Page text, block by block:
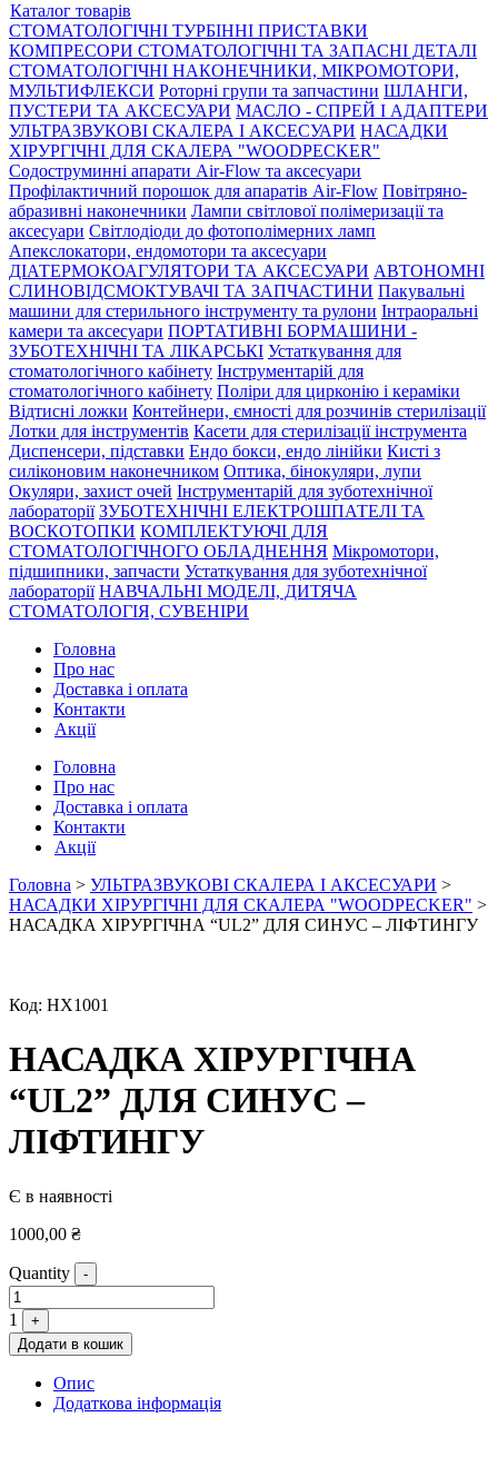
Каталог товарів
СТОМАТОЛОГІЧНІ ТУРБІННІ ПРИСТАВКИ
КОМПРЕСОРИ СТОМАТОЛОГІЧНІ ТА ЗАПАСНІ ДЕТАЛІ
СТОМАТОЛОГІЧНІ НАКОНЕЧНИКИ, МІКРОМОТОРИ,
МУЛЬТИФЛЕКСИ Роторні групи та запчастини ШЛАНГИ,
ПУСТЕРИ ТА АКСЕСУАРИ МАСЛО - СПРЕЙ І АДАПТЕРИ
УЛЬТРАЗВУКОВІ СКАЛЕРА І АКСЕСУАРИ НАСАДКИ
ХІРУРГІЧНІ ДЛЯ СКАЛЕРА "WOODPECKER"
Содоструминні апарати Air-Flow та аксесуари
Профілактичний порошок для апаратів Air-Flow Повітряно-
абразивні наконечники Лампи світлової полімеризації та
аксесуари Світлодіоди до фотополімерних ламп
Апекслокатори, ендомотори та аксесуари
ДІАТЕРМОКОАГУЛЯТОРИ ТА АКСЕСУАРИ АВТОНОМНІ
СЛИНОВІДСМОКТУВАЧІ ТА ЗАПЧАСТИНИ Пакувальні
машини для стерильного інструменту та рулони Інтраоральні
камери та аксесуари ПОРТАТИВНІ БОРМАШИНИ -
ЗУБОТЕХНІЧНІ ТА ЛІКАРСЬКІ Устаткування для
стоматологічного кабінету Інструментарій для
стоматологічного кабінету Поліри для цирконію і кераміки
Відтисні ложки Контейнери, ємності для розчинів стерилізації
Лотки для інструментів Касети для стерилізації інструмента
Диспенсери, підставки Ендо бокси, ендо лінійки Кисті з
силіконовим наконечником Оптика, бінокуляри, лупи
Окуляри, захист очей Інструментарій для зуботехнічної
лабораторії ЗУБОТЕХНІЧНІ ЕЛЕКТРОШПАТЕЛІ ТА
ВОСКОТОПКИ КОМПЛЕКТУЮЧІ ДЛЯ
СТОМАТОЛОГІЧНОГО ОБЛАДНЕННЯ Мікромотори,
підшипники, запчасти Устаткування для зуботехнічної
лабораторії НАВЧАЛЬНІ МОДЕЛІ, ДИТЯЧА
СТОМАТОЛОГІЯ, СУВЕНІРИ
Головна
Про нас
Доставка і оплата
Контакти
Акції
Головна
Про нас
Доставка і оплата
Контакти
Акції
Головна > УЛЬТРАЗВУКОВІ СКАЛЕРА І АКСЕСУАРИ >
НАСАДКИ ХІРУРГІЧНІ ДЛЯ СКАЛЕРА "WOODPECKER" >
НАСАДКА ХІРУРГІЧНА “UL2” ДЛЯ СИНУС – ЛІФТИНГУ
Код: НХ1001
НАСАДКА ХІРУРГІЧНА
“UL2” ДЛЯ СИНУС –
ЛІФТИНГУ
Є в наявності
1000,00 ₴
Quantity -
1
+
Додати в кошик
Опис
Додаткова інформація